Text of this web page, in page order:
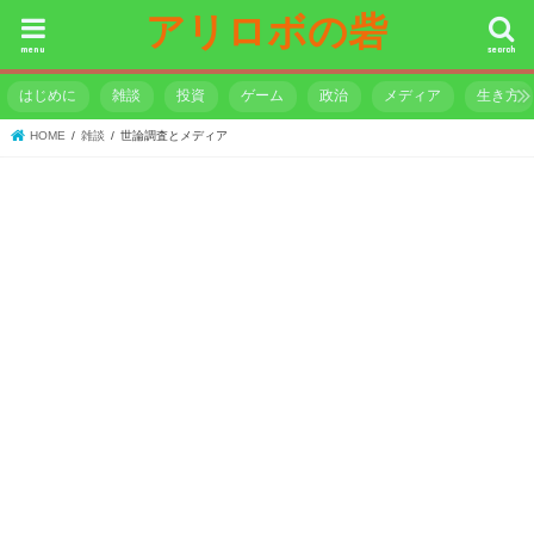
アリロボの砦 search
menu
はじめに 雑談 投資 ゲーム 政治 メディア 生き方
HOME 雑談 世論調査とメディア